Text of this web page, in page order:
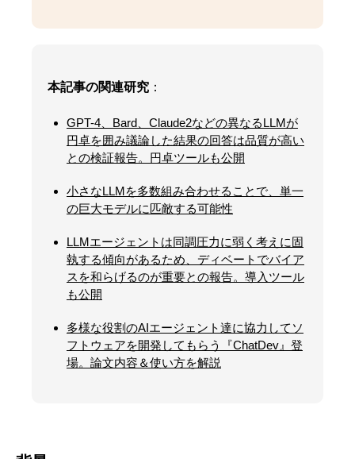
本記事の関連研究 ：
GPT-4、Bard、Claude2などの異なるLLMが
円卓を囲み議論した結果の回答は品質が高い
との検証報告。円卓ツールも公開
小さなLLMを多数組み合わせることで、単一
の巨大モデルに匹敵する可能性
LLMエージェントは同調圧力に弱く考えに固
執する傾向があるため、ディベートでバイア
スを和らげるのが重要との報告。導入ツール
も公開
多様な役割のAIエージェント達に協力してソ
フトウェアを開発してもらう『ChatDev』登
場。論文内容＆使い方を解説